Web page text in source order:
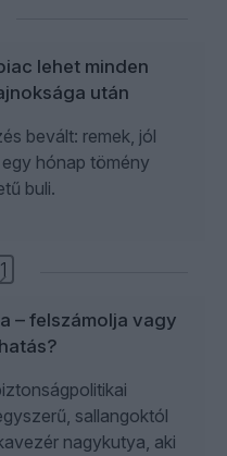
lehet minden
után
bevált: remek, jól
hónap tömény
buli.
1
– felszámolja vagy
sallangoktól
nagykutya, aki